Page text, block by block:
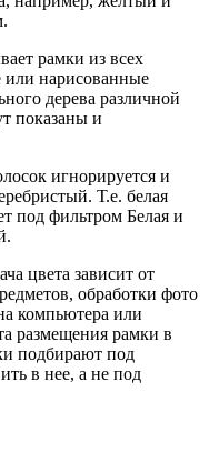
рамки из всех
нарисованные
дерева различной
показаны и
игнорируется и
Т.е. белая
под фильтром Белая и
цвета зависит от
обработки фото
компьютера или
размещения рамки в
подбирают под
в нее, а не под